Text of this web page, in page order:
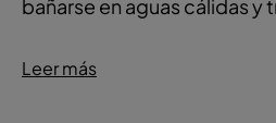
bañarse en aguas cálidas y
Leer más